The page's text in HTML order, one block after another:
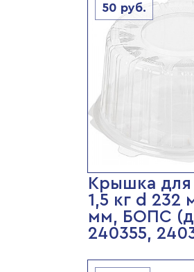
50 руб.
Крышка для
1,5 кг d 232
мм, БОПС
240355,